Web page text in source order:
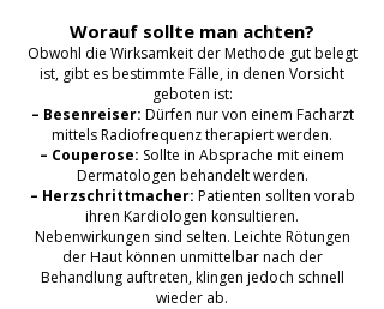
Worauf sollte man achten?
Obwohl die Wirksamkeit der Methode gut belegt
ist, gibt es bestimmte Fälle, in denen Vorsicht
geboten ist:
– Besenreiser: Dürfen nur von einem Facharzt
mittels Radiofrequenz therapiert werden.
– Couperose: Sollte in Absprache mit einem
Dermatologen behandelt werden.
– Herzschrittmacher: Patienten sollten vorab
ihren Kardiologen konsultieren.
Nebenwirkungen sind selten. Leichte Rötungen
der Haut können unmittelbar nach der
Behandlung auftreten, klingen jedoch schnell
wieder ab.